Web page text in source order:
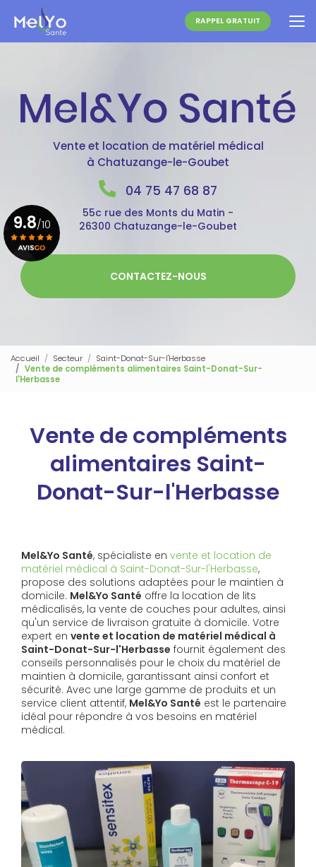
contenu
principal
RAPPEL GRATUIT
Vente et location de matériel médical
à Chatuzange-le-Goubet
04 75 47 68 87
55c rue des Monts du Matin -
26300 Chatuzange-le-Goubet
CONTACTEZ-NOUS
9.8/10
Voir le certificat
Accueil Secteur
Saint-Donat-Sur-l'Herbasse
Vente de compléments alimentaires Saint-Donat-Sur-
l'Herbasse
Vente de compléments
alimentaires Saint-
Donat-Sur-l'Herbasse
Mel&Yo Santé, spécialiste en vente et location de
matériel médical à Saint-Donat-Sur-l'Herbasse,
propose des solutions adaptées pour le maintien à
domicile. Mel&Yo Santé offre la location de lits
médicalisés, la vente de couches pour adultes, ainsi
qu'un service de livraison gratuite à domicile. Votre
expert en vente et location de matériel médical à
Saint-Donat-Sur-l'Herbasse fournit également des
conseils personnalisés pour le choix du matériel de
maintien à domicile, garantissant ainsi confort et
sécurité. Avec une large gamme de produits et un
service client attentif, Mel&Yo Santé est le partenaire
idéal pour répondre à vos besoins en matériel
médical.